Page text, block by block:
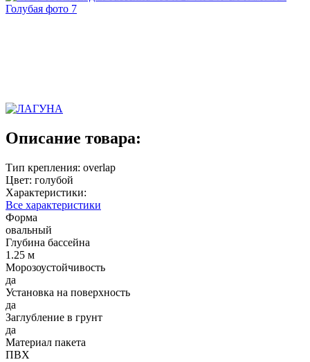
Описание товара:
Тип крепления: overlap
Цвет: голубой
Характеристики:
Все характеристики
Форма
овальный
Глубина бассейна
1.25 м
Морозоустойчивость
да
Установка на поверхность
да
Заглубление в грунт
да
Материал пакета
ПВХ